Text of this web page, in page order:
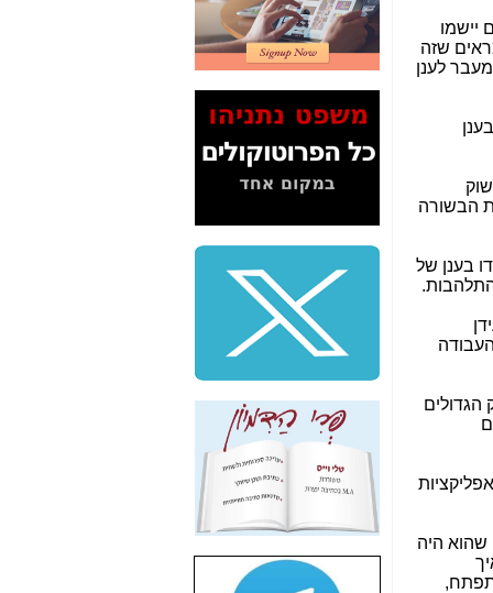
יישמו
שזה
לענן
הבשורה
בענן של
הגדולים
שהוא היה
2" על תעלולי השר
משה כחלון -כאן
המשך חשיפת הבלוף
ששמו "מהפיכת
הסלולר" ואיך מסרסים
את הנתונים לציבור -
כאן
סיכום ביקור בסיליקון
משקיעות ומפתחות
באותם תחומים -כאן
שלמה פילבר (עד
לאחרונה מנכ"ל משרד
התקשורת) - עד
מדינה? הצחקתם
"יש אפליה בחקירה"?
חשיפה: למה השר
משה כחלון לא נחקר
עד היום? -
כאן
חשיפת חשד לשחיתות
הדומה לזו של "תיק
הסלולר -כאן